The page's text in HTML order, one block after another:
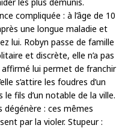
compliquée : à l’âge de 10
une longue maladie et
lui. Robyn passe de famille
et discrète, elle n’a pas
lui permet de franchir
s’attire les foudres d’un
fils d’un notable de la ville.
dégénère : ces mêmes
par la violer. Stupeur :